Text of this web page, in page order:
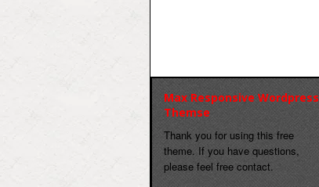
Max Responsive Wordpress
Themse
Thank you for using this free
theme. If you have questions,
please feel free contact.